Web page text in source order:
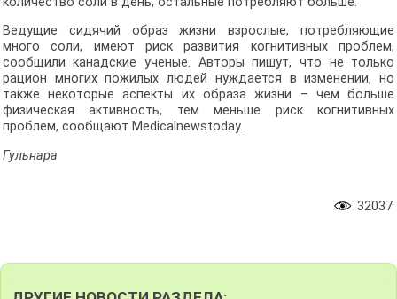
Ведущие сидячий образ жизни взрослые, потребляющие
много соли, имеют риск развития когнитивных проблем,
сообщили канадские ученые. Авторы пишут, что не только
рацион многих пожилых людей нуждается в изменении, но
также некоторые аспекты их образа жизни – чем больше
физическая активность, тем меньше риск когнитивных
проблем, сообщают Medicalnewstoday.
Гульнара
32037